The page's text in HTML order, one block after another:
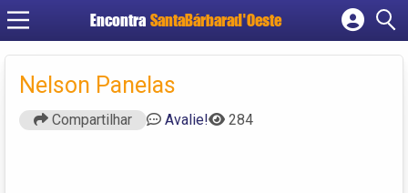
Encontra SantaBárbarad'Oeste
Cadastrar empresa
Nelson Panelas
Compartilhar Avalie! 284